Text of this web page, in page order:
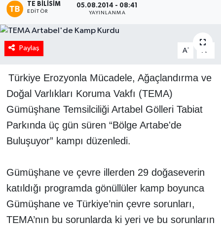
TE BILISIM
EDITÖR
05.08.2014 - 08:41
YAYINLANMA
Paylaş A- A
Türkiye Erozyonla Mücadele, Ağaçlandırma ve
Doğal Varlıkları Koruma Vakfı (TEMA)
Gümüşhane Temsilciliği Artabel Gölleri Tabiat
Parkında üç gün süren “Bölge Artabe'de
Buluşuyor” kampı düzenledi.
Gümüşhane ve çevre illerden 29 doğaseverin
katıldığı programda gönüllüler kamp boyunca
Gümüşhane ve Türkiye’nin çevre sorunları,
TEMA’nın bu sorunlarda ki yeri ve bu sorunların